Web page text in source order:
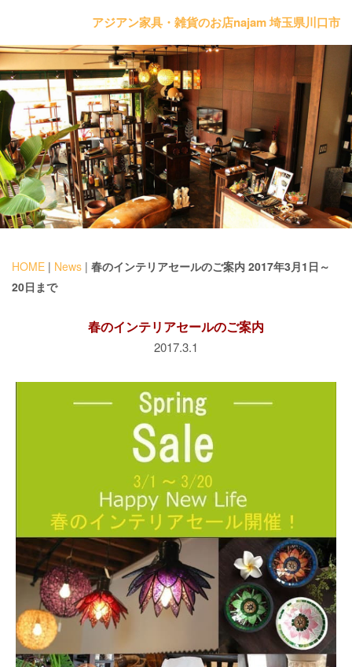
アジアン家具・雑貨のお店najam 埼玉県川口市
HOME | News | 春のインテリアセールのご案内 2017年3月1日～
20日まで
春のインテリアセールのご案内
2017.3.1